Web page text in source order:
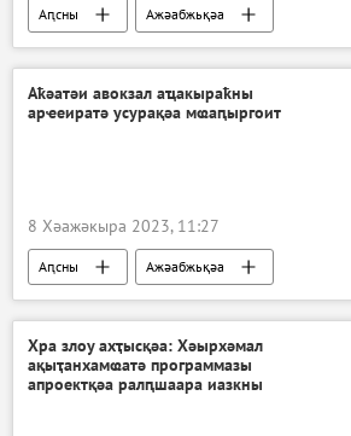
Аԥсны Ажәабжьқәа
Аҟәатәи авокзал аҵакыраҟны
арҽеиратә усурақәа мҩаԥыргоит
8 Хәажәкыра 2023, 11:27
Аԥсны Ажәабжьқәа
Хра злоу ахҭысқәа: Хәырхәмал
ақыҭанхамҩатә программазы
апроектқәа ралԥшаара иазкны